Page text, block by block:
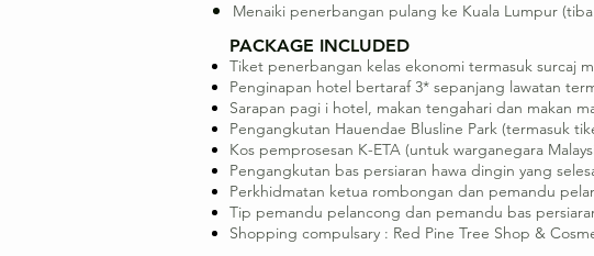
Menaiki penerbangan pulang ke Kuala Lumpur
PACKAGE INCLUDED
Tiket penerbangan kelas ekonomi termasuk surcaj
Penginapan hotel bertaraf 3* sepanjang lawatan
Sarapan pagi i hotel, makan tengahari dan makan
Pengangkutan Hauendae Blusline Park (termasuk
Kos pemprosesan K-ETA (untuk warganegara
Pengangkutan bas persiaran hawa dingin yang
Perkhidmatan ketua rombongan dan pemandu
Tip pemandu pelancong dan pemandu bas
Shopping compulsary : Red Pine Tree Shop &